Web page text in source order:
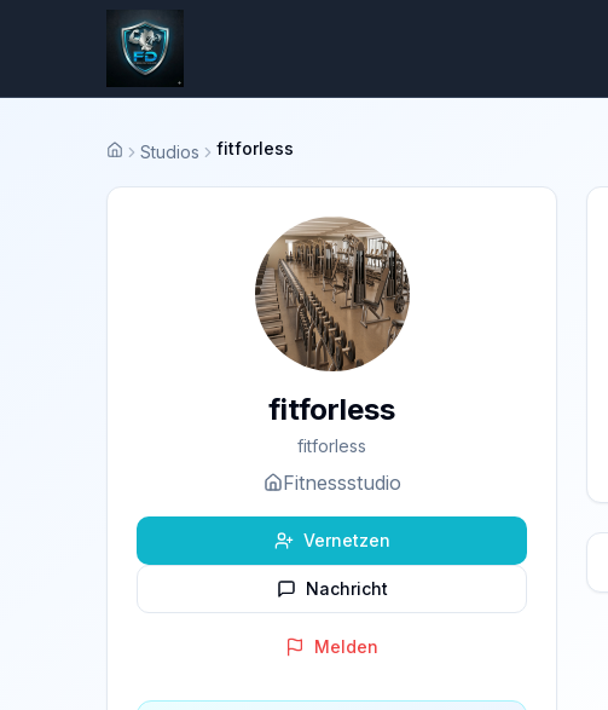
Startseite
Studios fitforless
fitforless
fitforless
Fitnessstudio
Vernetzen
Nachricht
Melden